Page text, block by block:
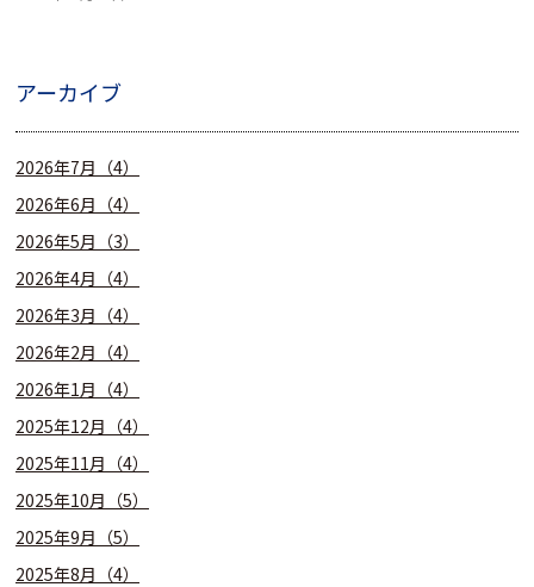
アーカイブ
2026年7月（4）
2026年6月（4）
2026年5月（3）
2026年4月（4）
2026年3月（4）
2026年2月（4）
2026年1月（4）
2025年12月（4）
2025年11月（4）
2025年10月（5）
2025年9月（5）
2025年8月（4）